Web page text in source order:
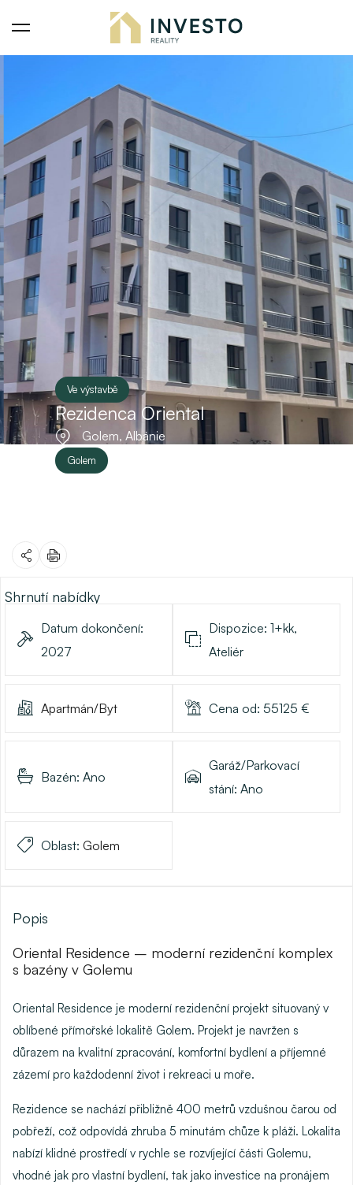
Ve výstavbě
Rezidenca Oriental
Golem, Albánie
Golem
Shrnutí nabídky
Datum dokončení:
2027
Dispozice: 1+kk,
Ateliér
Apartmán/Byt Cena od: 55125 €
Bazén: Ano
Garáž/Parkovací
stání: Ano
Oblast: Golem
Popis
Oriental Residence – moderní rezidenční komplex
s bazény v Golemu
Oriental Residence je moderní rezidenční projekt situovaný v
oblíbené přímořské lokalitě Golem. Projekt je navržen s
důrazem na kvalitní zpracování, komfortní bydlení a příjemné
zázemí pro každodenní život i rekreaci u moře.
Rezidence se nachází přibližně 400 metrů vzdušnou čarou od
pobřeží, což odpovídá zhruba 5 minutám chůze k pláži. Lokalita
nabízí klidné prostředí v rychle se rozvíjející části Golemu,
vhodné jak pro vlastní bydlení, tak jako investice na pronájem